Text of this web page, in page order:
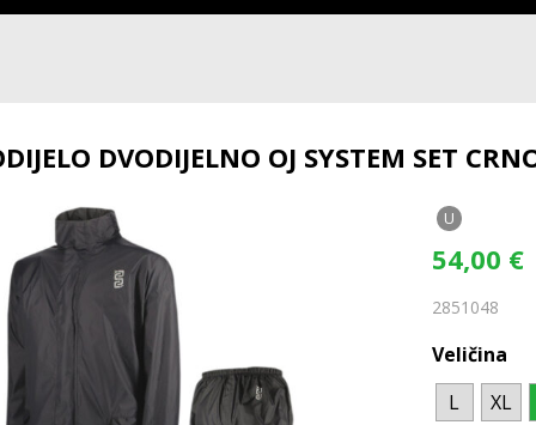
DVODIJELNO OJ SYSTEM SET
U
54,00 €
2851048
Veličina
L
XL